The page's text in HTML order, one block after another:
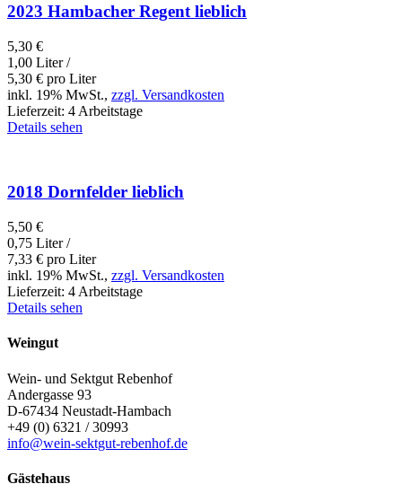
2023 Hambacher Regent lieblich
5,30 €
1,00 Liter /
5,30 € pro Liter
inkl. 19% MwSt., zzgl. Versandkosten
Lieferzeit: 4 Arbeitstage
Details sehen
2018 Dornfelder lieblich
5,50 €
0,75 Liter /
7,33 € pro Liter
inkl. 19% MwSt., zzgl. Versandkosten
Lieferzeit: 4 Arbeitstage
Details sehen
Weingut
Wein- und Sektgut Rebenhof
Andergasse 93
D-67434 Neustadt-Hambach
+49 (0) 6321 / 30993
info@wein-sektgut-rebenhof.de
Gästehaus